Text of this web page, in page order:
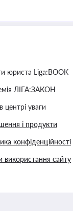
юриста Liga:BOOK
ЛІГА:ЗАКОН
центрі уваги
і продукти
конфіденційності
використання сайту